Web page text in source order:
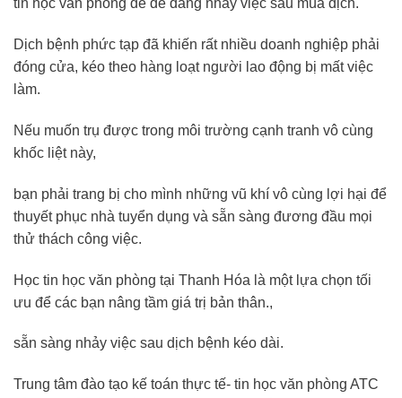
tin học văn phòng để dễ dàng nhảy việc sau mùa dịch.
Dịch bệnh phức tạp đã khiến rất nhiều doanh nghiệp phải
đóng cửa, kéo theo hàng loạt người lao động bị mất việc
làm.
Nếu muốn trụ được trong môi trường cạnh tranh vô cùng
khốc liệt này,
bạn phải trang bị cho mình những vũ khí vô cùng lợi hại để
thuyết phục nhà tuyển dụng và sẵn sàng đương đầu mọi
thử thách công việc.
Học tin học văn phòng tại Thanh Hóa là một lựa chọn tối
ưu để các bạn nâng tầm giá trị bản thân.,
sẵn sàng nhảy việc sau dịch bệnh kéo dài.
Trung tâm đào tạo kế toán thực tế- tin học văn phòng ATC